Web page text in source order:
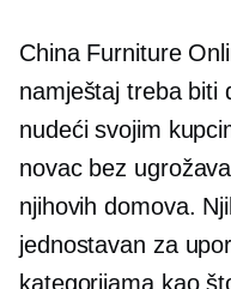
China Furniture
namještaj treba biti
nudeći svojim
novac bez
njihovih domova.
jednostavan za
kategorijama kao